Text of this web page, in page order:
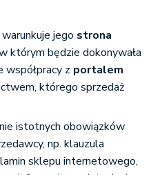
jego strona
którym będzie dokonywała
współpracy z portalem
którego sprzedaż
istotnych obowiązków
np. klauzula
sklepu internetowego,